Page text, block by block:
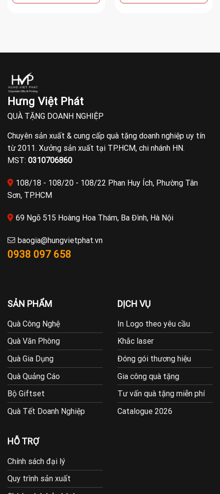
Hưng Việt Phát
QUÀ TẶNG DOANH NGHIỆP
Chuyên sản xuất & cung cấp quà tặng doanh nghiệp uy tín
từ 2011. Xưởng sản xuất tại TP.HCM, chi nhánh HN.
MST: 0310706860
108/18 - 108/20 - 108/22 Phan Huy Ích, Phường Tân
Sơn, TP.HCM
69 Ngõ 515 Hoàng Hoa Thám, Ba Đình, Hà Nội
baogia@hungvietphat.vn
0938 097 658
SẢN PHẨM
Quà Công Nghệ
Quà Văn Phòng
Quà Gia Dụng
Quà Quảng Cáo
Bộ Giftset
Quà Tết Doanh Nghiệp
DỊCH VỤ
In Logo theo yêu cầu
Khắc laser
Đóng gói thương hiệu
Gia công quà tặng
Tư vấn quà tặng miễn phí
Catalogue 2026
HỖ TRỢ
Chính sách đại lý
Quy trình sản xuất